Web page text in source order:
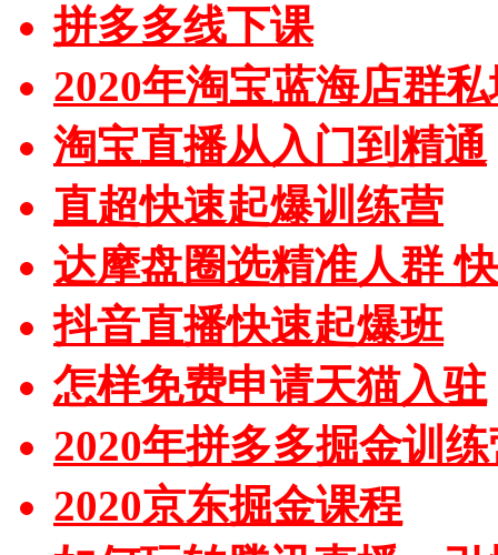
拼多多线下课
2020年淘宝蓝海店群
淘宝直播从入门到精通
直超快速起爆训练营
达摩盘圈选精准人群
抖音直播快速起爆班
怎样免费申请天猫入驻
2020年拼多多掘金训
2020京东掘金课程